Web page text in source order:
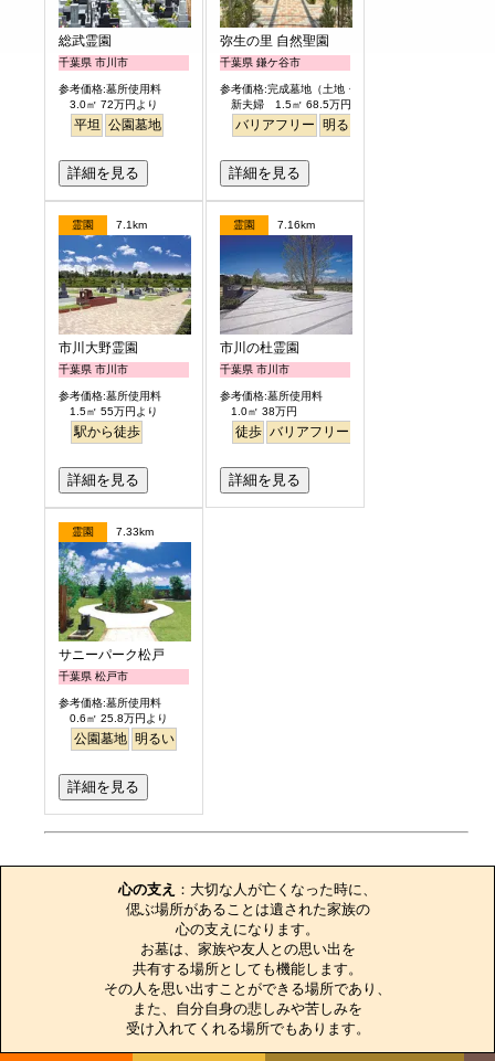
総武霊園
千葉県 市川市
参考価格:墓所使用料
3.0㎡ 72万円より
平坦 公園墓地
詳細を見る
弥生の里 自然聖園
千葉県 鎌ケ谷市
参考価格:完成墓地（土地・墓石一式含）
新夫婦 1.5㎡ 68.5万円より
バリアフリー 明るい
詳細を見る
霊園 7.1km
市川大野霊園
千葉県 市川市
参考価格:墓所使用料
1.5㎡ 55万円より
駅から徒歩
詳細を見る
霊園 7.16km
市川の杜霊園
千葉県 市川市
参考価格:墓所使用料
1.0㎡ 38万円
徒歩 バリアフリー
詳細を見る
霊園 7.33km
サニーパーク松戸
千葉県 松戸市
参考価格:墓所使用料
0.6㎡ 25.8万円より
公園墓地 明るい
詳細を見る
心の支え ：大切な人が亡くなった時に、
偲ぶ場所があることは遺された家族の
心の支えになります。
お墓は、家族や友人との思い出を
共有する場所としても機能します。
その人を思い出すことができる場所であり、
また、自分自身の悲しみや苦しみを
受け入れてくれる場所でもあります。